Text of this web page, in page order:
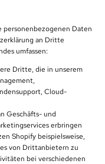
Daten
an Dritte
umfassen:
Dritte, die in unserem
Cloud-
Geschäfts- und
erbringen
Shopify beispielsweise,
von Drittanbietern zu
bei verschiedenen